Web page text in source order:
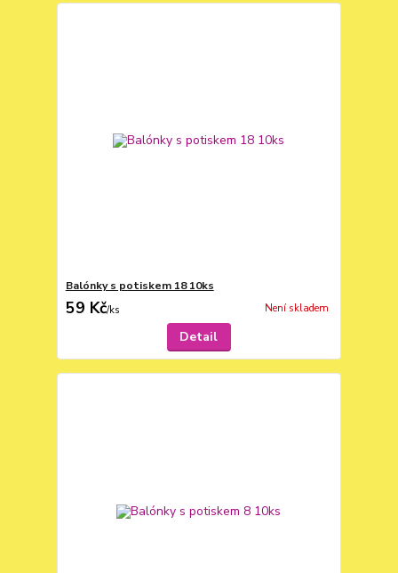
Balónky s potiskem 18 10ks
59 Kč/ks Není skladem
Detail